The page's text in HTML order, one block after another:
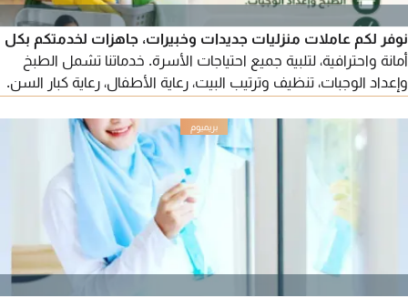
نوفر لكم عاملات منزليات جديدات وخبيرات، جاهزات لخدمتكم بكل
أمانة واحترافية، لتلبية جميع احتياجات الأسرة. خدماتنا تشمل الطبخ
وإعداد الوجبات، تنظيف وترتيب البيت، رعاية الأطفال، رعاية كبار السن.
الجزئي حسب احتياجكم. للتواصل والاستفسار، نحن في خدمتكم.